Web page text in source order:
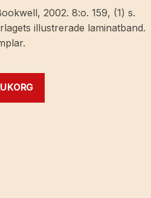
2002. 8:o. 159, (1) s.
illustrerade laminatband.